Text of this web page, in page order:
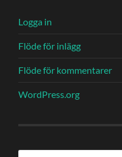
Logga in
Flöde för inlägg
Flöde för kommentarer
WordPress.org